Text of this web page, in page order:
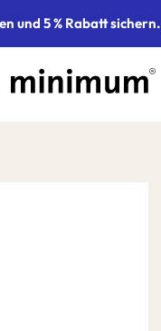
und 5 % Rabatt sichern.